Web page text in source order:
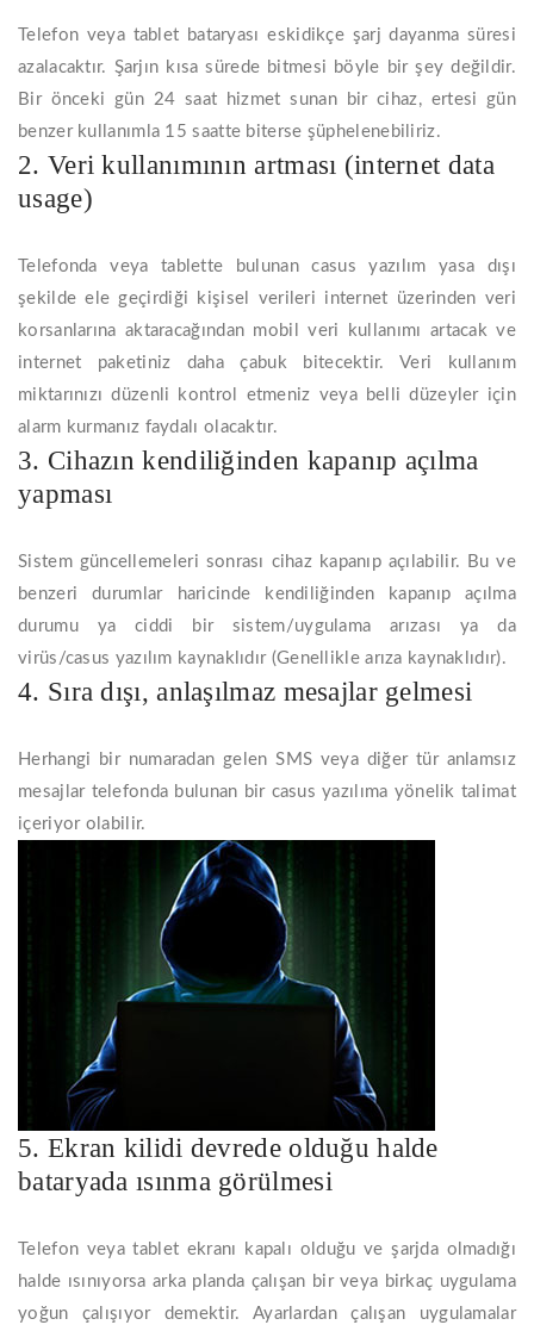
Telefon veya tablet bataryası eskidikçe şarj dayanma süresi
azalacaktır. Şarjın kısa sürede bitmesi böyle bir şey değildir.
Bir önceki gün 24 saat hizmet sunan bir cihaz, ertesi gün
benzer kullanımla 15 saatte biterse şüphelenebiliriz.
2. Veri kullanımının artması (internet data
usage)
Telefonda veya tablette bulunan casus yazılım yasa dışı
şekilde ele geçirdiği kişisel verileri internet üzerinden veri
korsanlarına aktaracağından mobil veri kullanımı artacak ve
internet paketiniz daha çabuk bitecektir. Veri kullanım
miktarınızı düzenli kontrol etmeniz veya belli düzeyler için
alarm kurmanız faydalı olacaktır.
3. Cihazın kendiliğinden kapanıp açılma
yapması
Sistem güncellemeleri sonrası cihaz kapanıp açılabilir. Bu ve
benzeri durumlar haricinde kendiliğinden kapanıp açılma
durumu ya ciddi bir sistem/uygulama arızası ya da
virüs/casus yazılım kaynaklıdır (Genellikle arıza kaynaklıdır).
4. Sıra dışı, anlaşılmaz mesajlar gelmesi
Herhangi bir numaradan gelen SMS veya diğer tür anlamsız
mesajlar telefonda bulunan bir casus yazılıma yönelik talimat
içeriyor olabilir.
5. Ekran kilidi devrede olduğu halde
bataryada ısınma görülmesi
Telefon veya tablet ekranı kapalı olduğu ve şarjda olmadığı
halde ısınıyorsa arka planda çalışan bir veya birkaç uygulama
yoğun çalışıyor demektir. Ayarlardan çalışan uygulamalar